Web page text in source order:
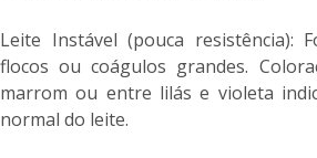
Leite Instável (pouca resistência):
flocos ou coágulos grandes.
marrom ou entre lilás e violeta
normal do leite.